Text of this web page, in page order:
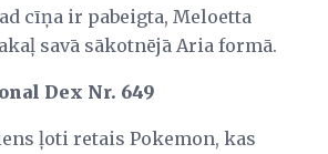
cīņa ir pabeigta, Meloetta
savā sākotnējā Aria formā.
Dex Nr. 649
ļoti retais Pokemon, kas